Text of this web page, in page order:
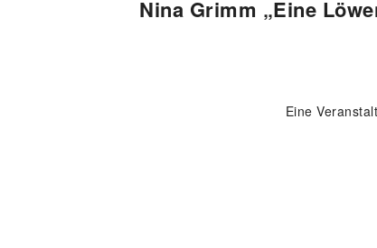
Nina Grimm „Eine
Eine